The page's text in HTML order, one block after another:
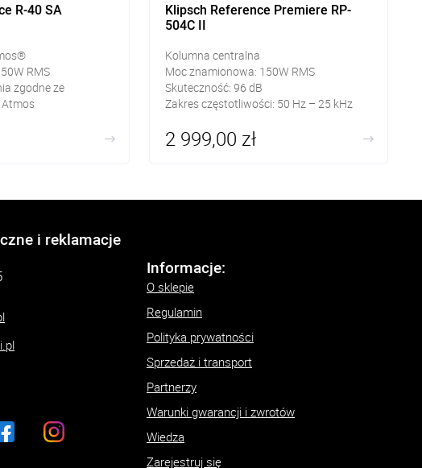
R-40 SA
RMS
zgodne ze
Klipsch Reference Premiere RP-
504C II
Kolumna centralna
Moc znamionowa: 150W RMS
Skuteczność: 96 dB
Zakres częstotliwości: 50 Hz – 25 kHz
2 999,00 zł
i reklamacje
Informacje:
O sklepie
Regulamin
Polityka prywatności
Sprzedaż i transport
Partnerzy
Warunki gwarancji i zwrotów
Wiedza
Zarejestruj się